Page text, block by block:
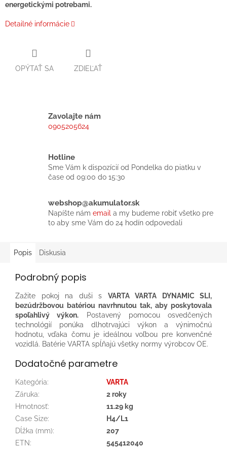
energetickými potrebami.
Detailné informácie
OPÝTAŤ SA ZDIEĽAŤ
Zavolajte nám
0905205624
Hotline
Sme Vám k dispozícií od Pondelka do piatku v
čase od 09:00 do 15:30
webshop@akumulator.sk
Napíšte nám email a my budeme robiť všetko pre
to aby sme Vám do 24 hodín odpovedali
Popis Diskusia
Podrobný popis
Zažite pokoj na duši s VARTA VARTA DYNAMIC SLI,
bezúdržbovou batériou navrhnutou tak, aby poskytovala
spoľahlivý výkon. Postavený pomocou osvedčených
technológií ponúka dlhotrvajúci výkon a výnimočnú
hodnotu, vďaka čomu je ideálnou voľbou pre konvenčné
vozidlá. Batérie VARTA spĺňajú všetky normy výrobcov OE.​
Dodatočné parametre
Kategória:
VARTA
Záruka:
2 roky
Hmotnosť:
11.29 kg
Case Size:
H4/L1
Dĺžka (mm):
207
ETN:
545412040